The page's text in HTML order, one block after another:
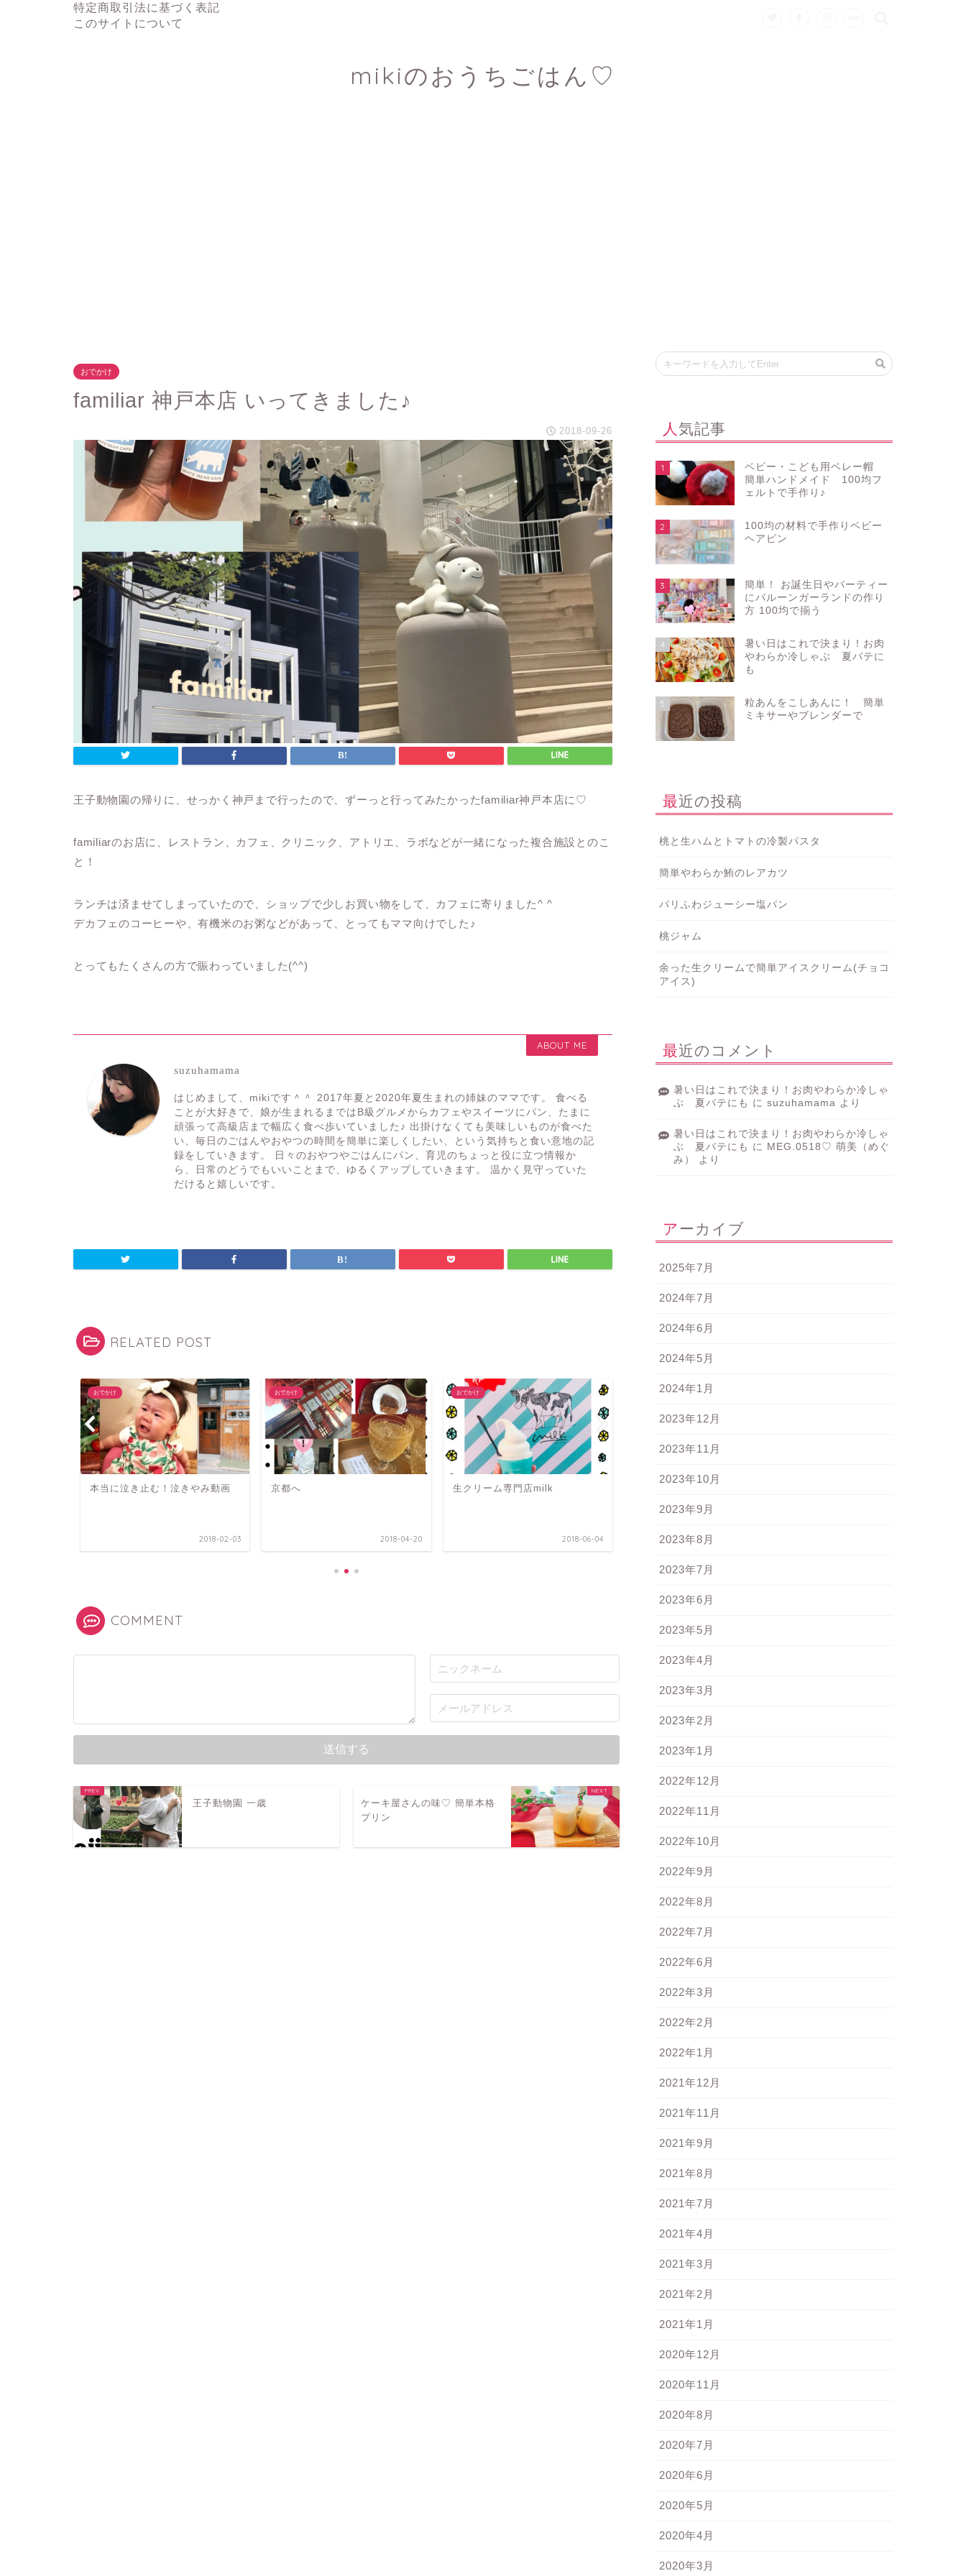
特定商取引法に基づく表記
このサイトについて
mikiのおうちごはん♡
おでかけ
familiar 神戸本店 いってきました♪
2018-09-26
王子動物園の帰りに、せっかく神戸まで行ったので、ずーっと行ってみたかったfamiliar神戸本店に♡
familiarのお店に、レストラン、カフェ、クリニック、アトリエ、ラボなどが一緒になった複合施設とのこ
と！
ランチは済ませてしまっていたので、ショップで少しお買い物をして、カフェに寄りました^ ^
デカフェのコーヒーや、有機米のお粥などがあって、とってもママ向けでした♪
とってもたくさんの方で賑わっていました(^^)
ABOUT ME
suzuhamama
はじめまして、mikiです＾＾ 2017年夏と2020年夏生まれの姉妹のママです。 食べる
ことが大好きで、娘が生まれるまではB級グルメからカフェやスイーツにパン、たまに
頑張って高級店まで幅広く食べ歩いていました♪ 出掛けなくても美味しいものが食べた
い、毎日のごはんやおやつの時間を簡単に楽しくしたい、という気持ちと食い意地の記
録をしていきます。 日々のおやつやごはんにパン、育児のちょっと役に立つ情報か
ら、日常のどうでもいいことまで、ゆるくアップしていきます。 温かく見守っていた
だけると嬉しいです。
RELATED POST
おでかけ
本当に泣き止む！泣きやみ動画
2018-02-03
おでかけ
京都へ
2018-04-20
おでかけ
生クリーム専門店milk
2018-06-04
おでかけ
本当に泣き止む！泣きやみ動画
COMMENT
王子動物園 一歳
ケーキ屋さんの味♡ 簡単本格
プリン
人気記事
1
ベビー・こども用ベレー帽
簡単ハンドメイド 100均フ
ェルトで手作り♪
2
100均の材料で手作りベビー
ヘアピン
3
簡単！ お誕生日やパーティー
にバルーンガーランドの作り
方 100均で揃う
4
暑い日はこれで決まり！お肉
やわらか冷しゃぶ 夏バテに
も
5
粒あんをこしあんに！ 簡単
ミキサーやブレンダーで
最近の投稿
桃と生ハムとトマトの冷製パスタ
簡単やわらか鮪のレアカツ
パリふわジューシー塩パン
桃ジャム
余った生クリームで簡単アイスクリーム(チョコ
アイス)
最近のコメント
暑い日はこれで決まり！お肉やわらか冷しゃ
ぶ 夏バテにも に suzuhamama より
暑い日はこれで決まり！お肉やわらか冷しゃ
ぶ 夏バテにも に MEG.0518♡ 萌美（めぐ
み）
より
アーカイブ
2025年7月
2024年7月
2024年6月
2024年5月
2024年1月
2023年12月
2023年11月
2023年10月
2023年9月
2023年8月
2023年7月
2023年6月
2023年5月
2023年4月
2023年3月
2023年2月
2023年1月
2022年12月
2022年11月
2022年10月
2022年9月
2022年8月
2022年7月
2022年6月
2022年3月
2022年2月
2022年1月
2021年12月
2021年11月
2021年9月
2021年8月
2021年7月
2021年4月
2021年3月
2021年2月
2021年1月
2020年12月
2020年11月
2020年8月
2020年7月
2020年6月
2020年5月
2020年4月
2020年3月